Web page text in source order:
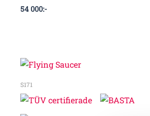
54 000:-
S171